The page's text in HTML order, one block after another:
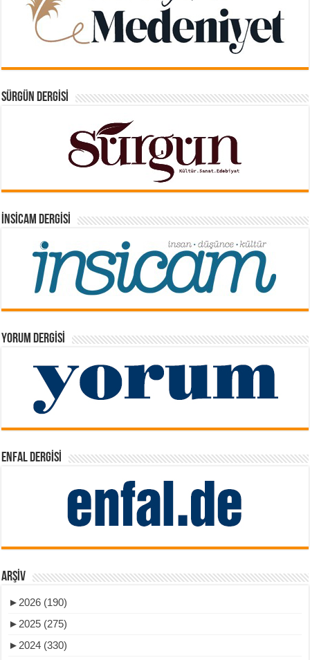
SÜRGÜN DERGISI
İNSICAM DERGISI
YORUM DERGISI
ENFAL DERGISI
ARŞIV
► 2026 (190)
► 2025 (275)
► 2024 (330)